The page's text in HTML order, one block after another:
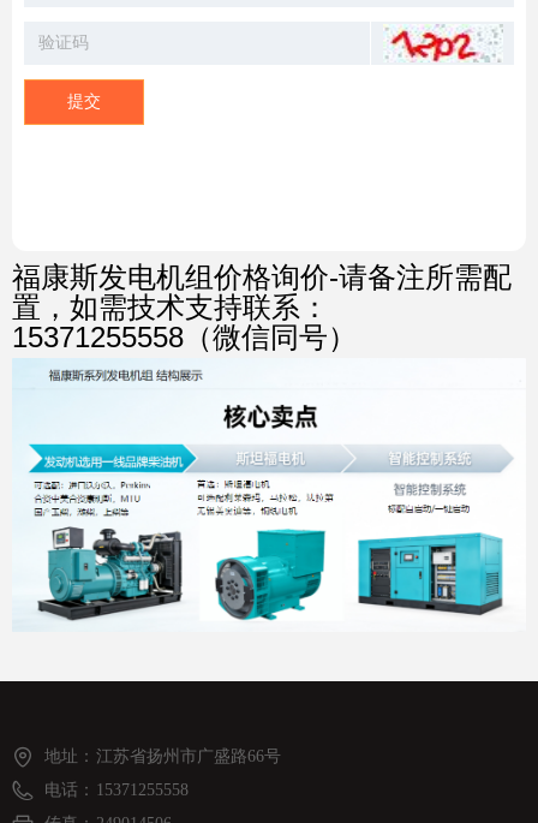
提交
福康斯发电机组价格询价-请备注所需配
置，如需技术支持联系：
15371255558（微信同号）
地址： 江苏省扬州市广盛路66号
电话： 15371255558